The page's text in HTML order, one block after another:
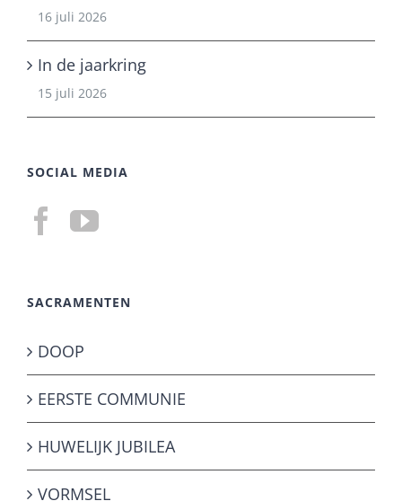
16 juli 2026
In de jaarkring
15 juli 2026
SOCIAL MEDIA
SACRAMENTEN
DOOP
EERSTE COMMUNIE
HUWELIJK JUBILEA
VORMSEL